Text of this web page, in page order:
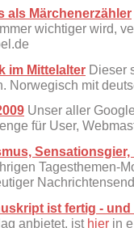
als Märchenerzähler
wichtiger wird,
im Mittelalter Dieser
Norwegisch mit
Unser aller
für User,
Tagesthemen-
ist fertig -
anbietet, ist hier in